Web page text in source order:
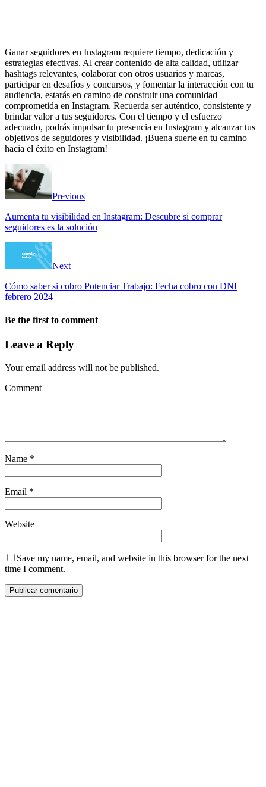
Ganar seguidores en Instagram requiere tiempo, dedicación y
estrategias efectivas. Al crear contenido de alta calidad, utilizar
hashtags relevantes, colaborar con otros usuarios y marcas,
participar en desafíos y concursos, y fomentar la interacción con tu
audiencia, estarás en camino de construir una comunidad
comprometida en Instagram. Recuerda ser auténtico, consistente y
brindar valor a tus seguidores. Con el tiempo y el esfuerzo
adecuado, podrás impulsar tu presencia en Instagram y alcanzar tus
objetivos de seguidores y visibilidad. ¡Buena suerte en tu camino
hacia el éxito en Instagram!
Previous
Aumenta tu visibilidad en Instagram: Descubre si comprar
seguidores es la solución
Next
Cómo saber si cobro Potenciar Trabajo: Fecha cobro con DNI
febrero 2024
Be the first to comment
Leave a Reply
Your email address will not be published.
Comment
Name *
Email *
Website
Save my name, email, and website in this browser for the next
time I comment.